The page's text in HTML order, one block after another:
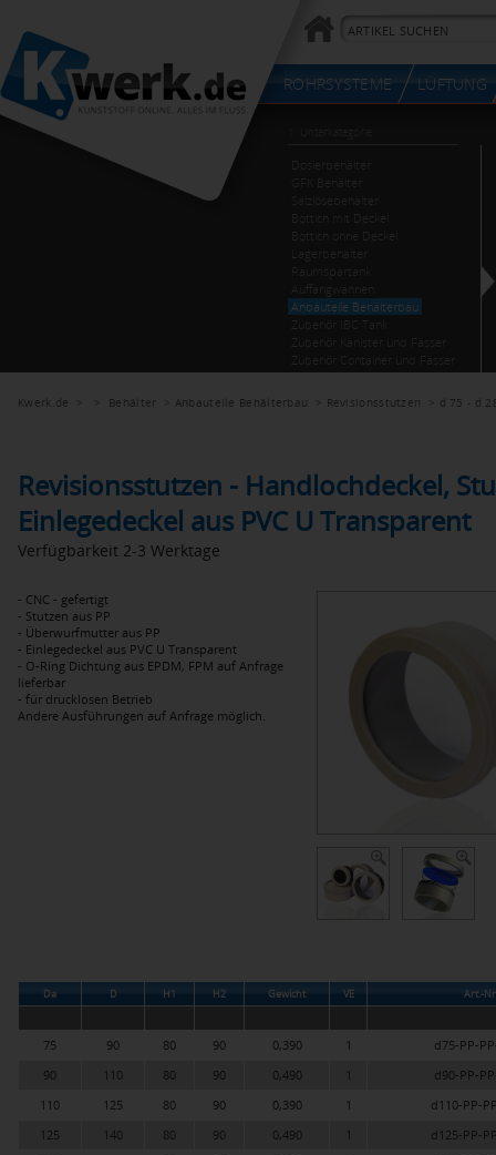
Kwerk.de > > Behälter > Anbauteile Behälterbau > Revisionsstutzen > d 75 - d
Revisionsstutzen - Handlochdeckel,
Einlegedeckel aus PVC U Transparent
Verfügbarkeit 2-3 Werktage
- CNC - gefertigt
- Stutzen aus PP
- Überwurfmutter aus PP
- Einlegedeckel aus PVC U Transparent
- O-Ring Dichtung aus EPDM, FPM auf Anfrage
lieferbar
- für drucklosen Betrieb
Andere Ausführungen auf Anfrage möglich.
Da D H1 H2 Gewicht VE Art.-
75 90 80 90 0,390 1
d75-PP-
90
110 80 90 0,490 1
d90-PP-
110
125 80 90 0,390 1
d110-PP-
125
140 80 90 0,490 1
d125-PP-